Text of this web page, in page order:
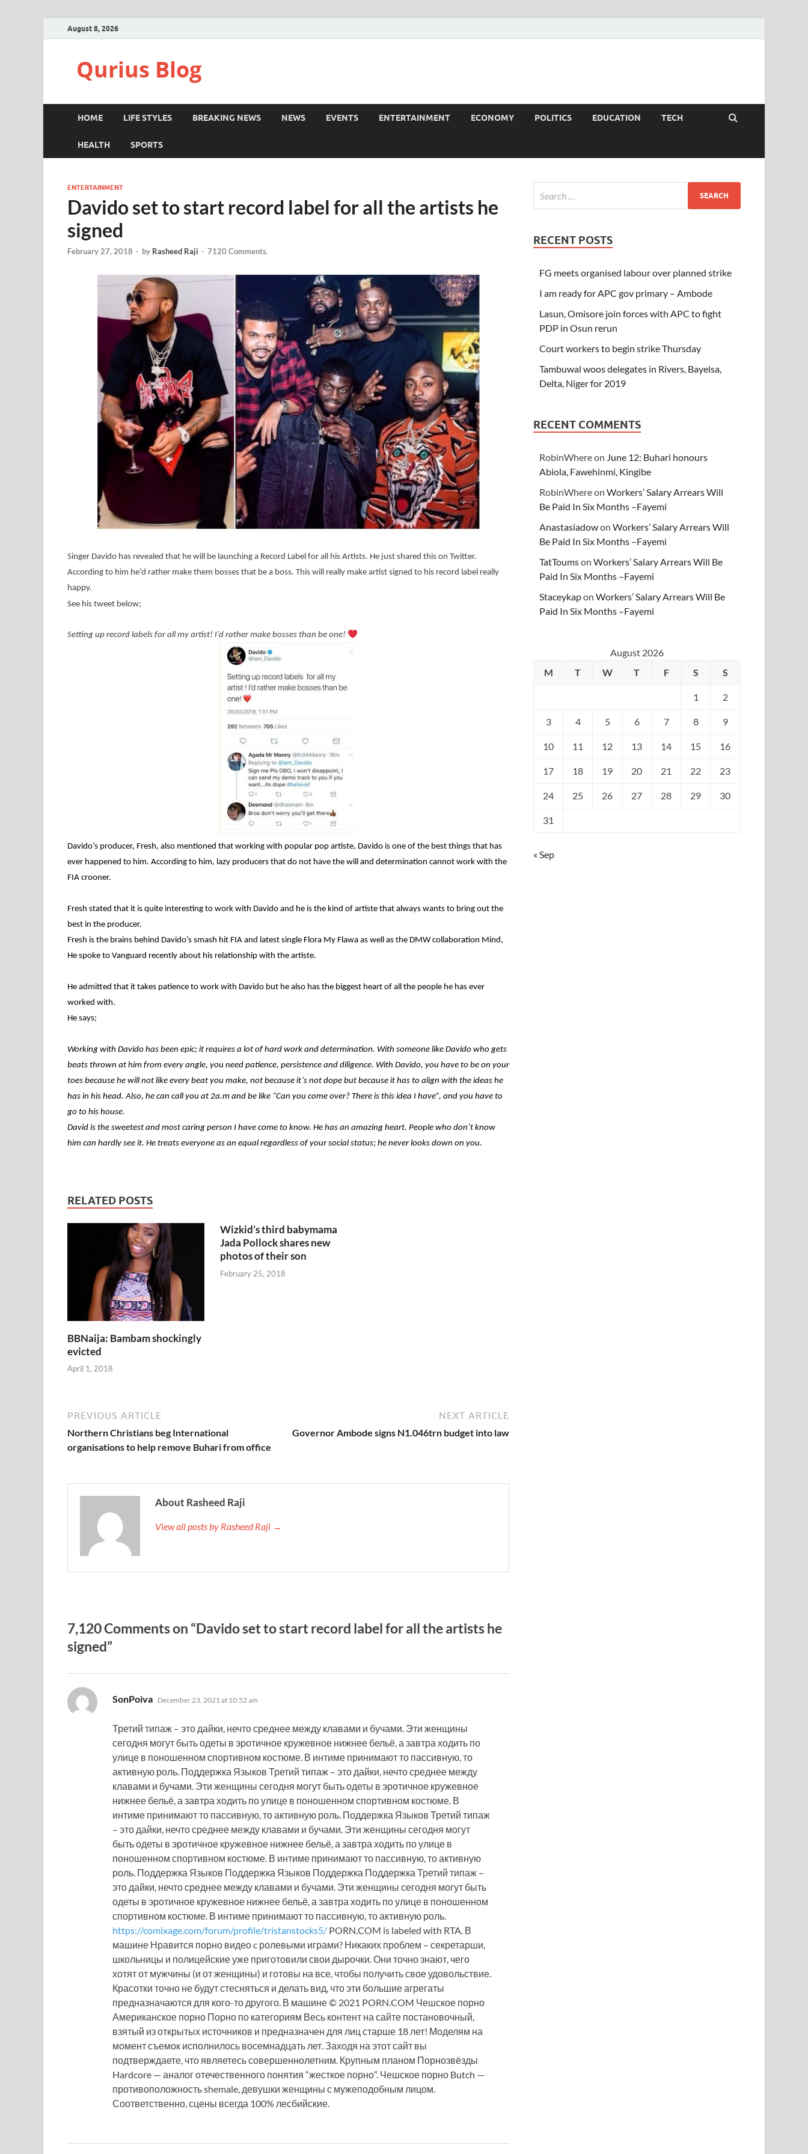
August 8, 2026
Qurius Blog
HOME LIFE STYLES BREAKING NEWS NEWS EVENTS ENTERTAINMENT ECONOMY POLITICS EDUCATION TECH
HEALTH SPORTS
ENTERTAINMENT
Davido set to start record label for all the artists he
signed
February 27, 2018 - by Rasheed Raji - 7120 Comments.
Singer Davido has revealed that he will be launching a Record Label for all his Artists. He just shared this on Twitter.
According to him he’d rather make them bosses that be a boss. This will really make artist signed to his record label really
happy.
See his tweet below;
Setting up record labels for all my artist! I’d rather make bosses than be one!
Davido’s producer, Fresh, also mentioned that working with popular pop artiste, Davido is one of the best things that has
ever happened to him. According to him, lazy producers that do not have the will and determination cannot work with the
FIA crooner.
Fresh stated that it is quite interesting to work with Davido and he is the kind of artiste that always wants to bring out the
best in the producer.
Fresh is the brains behind Davido’s smash hit FIA and latest single Flora My Flawa as well as the DMW collaboration Mind,
He spoke to Vanguard recently about his relationship with the artiste.
He admitted that it takes patience to work with Davido but he also has the biggest heart of all the people he has ever
worked with.
He says;
Working with Davido has been epic; it requires a lot of hard work and determination. With someone like Davido who gets
beats thrown at him from every angle, you need patience, persistence and diligence. With Davido, you have to be on your
toes because he will not like every beat you make, not because it’s not dope but because it has to align with the ideas he
has in his head. Also, he can call you at 2a.m and be like “Can you come over? There is this idea I have”, and you have to
go to his house.
David is the sweetest and most caring person I have come to know. He has an amazing heart. People who don’t know
him can hardly see it. He treats everyone as an equal regardless of your social status; he never looks down on you.
RELATED POSTS
BBNaija: Bambam shockingly
evicted
April 1, 2018
Wizkid’s third babymama
Jada Pollock shares new
photos of their son
February 25, 2018
PREVIOUS ARTICLE
Northern Christians beg International
organisations to help remove Buhari from office
NEXT ARTICLE
Governor Ambode signs N1.046trn budget into law
About Rasheed Raji
View all posts by Rasheed Raji →
7,120 Comments on “Davido set to start record label for all the artists he
signed”
SonPoiva says:
December 23, 2021 at 10:52 am
Третий типаж – это дайки, нечто среднее между клавами и бучами. Эти женщины
сегодня могут быть одеты в эротичное кружевное нижнее бельё, а завтра ходить по
улице в поношенном спортивном костюме. В интиме принимают то пассивную, то
активную роль. Поддержка Языков Третий типаж – это дайки, нечто среднее между
клавами и бучами. Эти женщины сегодня могут быть одеты в эротичное кружевное
нижнее бельё, а завтра ходить по улице в поношенном спортивном костюме. В
интиме принимают то пассивную, то активную роль. Поддержка Языков Третий типаж
– это дайки, нечто среднее между клавами и бучами. Эти женщины сегодня могут
быть одеты в эротичное кружевное нижнее бельё, а завтра ходить по улице в
поношенном спортивном костюме. В интиме принимают то пассивную, то активную
роль. Поддержка Языков Поддержка Языков Поддержка Поддержка Третий типаж –
это дайки, нечто среднее между клавами и бучами. Эти женщины сегодня могут быть
одеты в эротичное кружевное нижнее бельё, а завтра ходить по улице в поношенном
спортивном костюме. В интиме принимают то пассивную, то активную роль.
https://comixage.com/forum/profile/tristanstocks5/ PORN.COM is labeled with RTA. В
машине Нравится порно видео c ролевыми играми? Никаких проблем – секретарши,
школьницы и полицейские уже приготовили свои дырочки. Они точно знают, чего
хотят от мужчины (и от женщины) и готовы на все, чтобы получить свое удовольствие.
Красотки точно не будут стесняться и делать вид, что эти большие агрегаты
предназначаются для кого-то другого. В машине © 2021 PORN.COM Чешское порно
Американское порно Порно по категориям Весь контент на сайте постановочный,
взятый из открытых источников и предназначен для лиц старше 18 лет! Моделям на
момент съемок исполнилось восемнадцать лет. Заходя на этот сайт вы
подтверждаете, что являетесь совершеннолетним. Крупным планом Порнозвёзды
Hardcore — аналог отечественного понятия “жесткое порно”. Чешское порно Butch —
противоположность shemale, девушки женщины с мужеподобным лицом.
Соответственно, сцены всегда 100% лесбийские.
RECENT POSTS
FG meets organised labour over planned strike
I am ready for APC gov primary – Ambode
Lasun, Omisore join forces with APC to fight
PDP in Osun rerun
Court workers to begin strike Thursday
Tambuwal woos delegates in Rivers, Bayelsa,
Delta, Niger for 2019
RECENT COMMENTS
RobinWhereon June 12: Buhari honours
Abiola, Fawehinmi, Kingibe
RobinWhereonWorkers’ Salary Arrears Will
Be Paid In Six Months –Fayemi
AnastasiadowonWorkers’ Salary Arrears Will
Be Paid In Six Months –Fayemi
TatToumsonWorkers’ Salary Arrears Will Be
Paid In Six Months –Fayemi
StaceykaponWorkers’ Salary Arrears Will Be
Paid In Six Months –Fayemi
August 2026
M
T W T F S S
1 2
3 4 5 6 7 8 9
10 11 12 13 14 15 16
17 18 19 20 21 22 23
24 25 26 27 28 29 30
31
« Sep